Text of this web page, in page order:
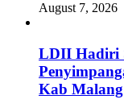
August 7, 2026
LDII Hadiri
Kab Malang